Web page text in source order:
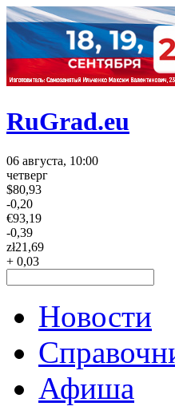
RuGrad.eu
06 августа, 10:00
четверг
$80,93
-0,20
€93,19
-0,39
zł21,69
+ 0,03
Новости
Афиша